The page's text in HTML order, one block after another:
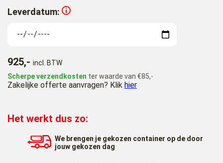
Leverdatum:
925,- incl. BTW
Scherpe verzendkosten ter waarde van €85,-
Zakelijke offerte aanvragen? Klik hier
Het werkt dus zo:
We brengen je gekozen container op de door
jouw gekozen dag